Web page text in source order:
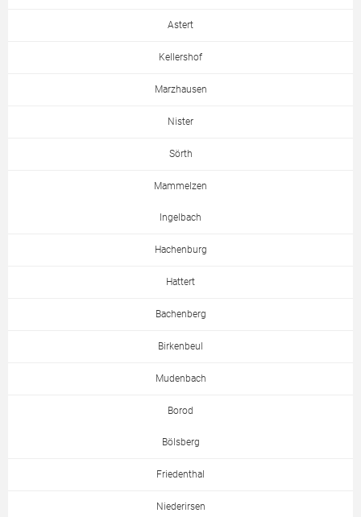
Astert
Kellershof
Marzhausen
Nister
Sörth
Mammelzen
Ingelbach
Hachenburg
Hattert
Bachenberg
Birkenbeul
Mudenbach
Borod
Bölsberg
Friedenthal
Niederirsen